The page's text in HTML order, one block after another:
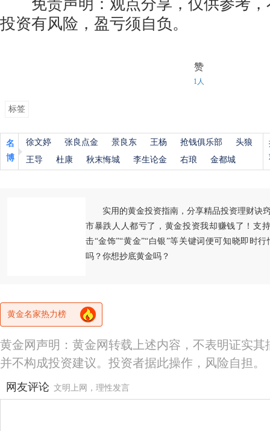
免责声明：观点分享，仅供参考，
投资有风险，盈亏须自负。
赞
1人
标签
名
博
徐文婷 张良点金 景良东 王杨 抢钱俱乐部
头狼
王导
杜康 秋末悔城 李生论金 右琅 金都城
实用的黄金投资指南，分享精品投资理财诀
市暴跌人人都亏了，黄金投资我却赚钱了！支
击“金饰”“黄金”“白银”等关键词便可知晓即时
吗？你想抄底黄金吗？
黄金名家热力榜
黄金网声明：黄金网转载上述内容，不表明证实
并不构成投资建议。投资者据此操作，风险自担。
网友评论 文明上网，理性发言